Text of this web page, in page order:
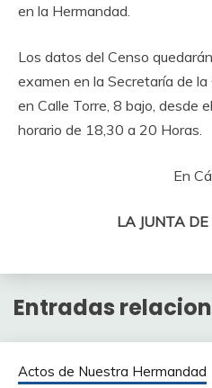
en la Hermandad.
Los datos del Censo
examen en la Secretaría de
en Calle Torre, 8 bajo, desde
horario de 18,30 a 20 Horas.
En
LA JUNTA DE
Entradas
Actos de Nuestra Hermandad